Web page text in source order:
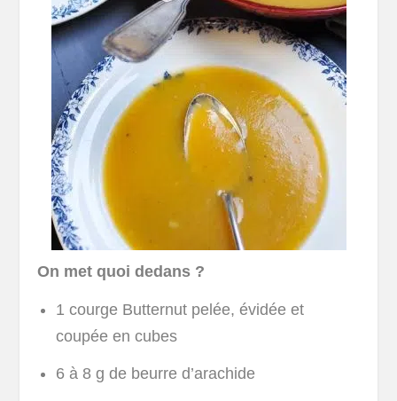
On met quoi dedans ?
1 courge Butternut pelée, évidée et
coupée en cubes
6 à 8 g de beurre d’arachide